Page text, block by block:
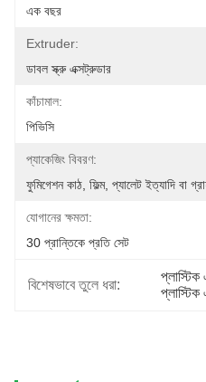
এক বছর
Extruder:
ডাবল স্ক্রু এক্সট্রুডার
কাঁচামাল:
পিভিসি
প্যাকেজিং বিবরণ:
ফুমিগেশন কাঠ, ফিল্ম, প্যালেট ইত্যাদি বা
যোগানের ক্ষমতা:
30 প্রান্তিকে প্রতি সেট
বিশেষভাবে তুলে ধরা:
প্লাস্টিক
প্লাস্টিক